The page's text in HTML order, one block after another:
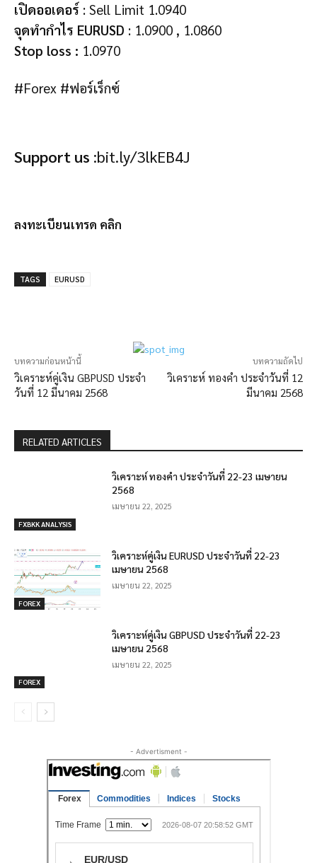
เปิดออเดอร์ : Sell Limit 1.0940
จุดทำกำไร EURUSD : 1.0900 , 1.0860
Stop loss : 1.0970
#Forex #ฟอร์เร็กซ์
Support us :bit.ly/3lkEB4J
ลงทะเบียนเทรด คลิก
TAGS EURUSD
บทความก่อนหน้านี้
วิเคราะห์คู่เงิน GBPUSD ประจำ
วันที่ 12 มีนาคม 2568
บทความถัดไป
วิเคราะห์ ทองคำ ประจำวันที่ 12
มีนาคม 2568
RELATED ARTICLES
FXBKK ANALYSIS
วิเคราะห์ ทองคำ ประจำวันที่ 22-23 เมษายน
2568
เมษายน 22, 2025
FOREX
วิเคราะห์คู่เงิน EURUSD ประจำวันที่ 22-23
เมษายน 2568
เมษายน 22, 2025
FOREX
วิเคราะห์คู่เงิน GBPUSD ประจำวันที่ 22-23
เมษายน 2568
เมษายน 22, 2025
- Advertisment -